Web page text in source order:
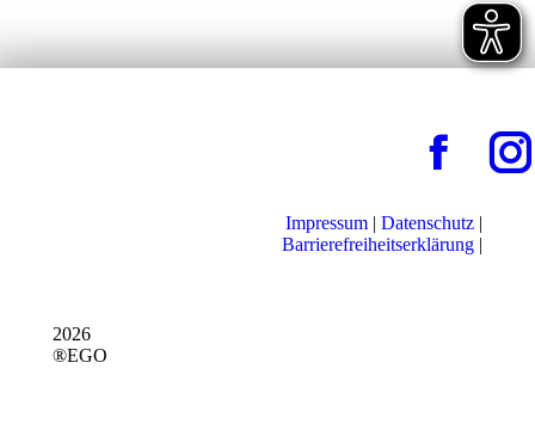
2026
®EGO
Impressum | Datenschutz |
Barrierefreiheitserklärung |